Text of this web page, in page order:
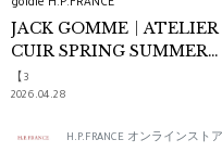
goldie H.P.FRANCE
JACK GOMME｜ATELIER
CUIR SPRING SUMMER
2026
【3
2026.04.28
H.P.FRANCE オンラインストア